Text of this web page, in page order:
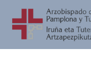
contenido